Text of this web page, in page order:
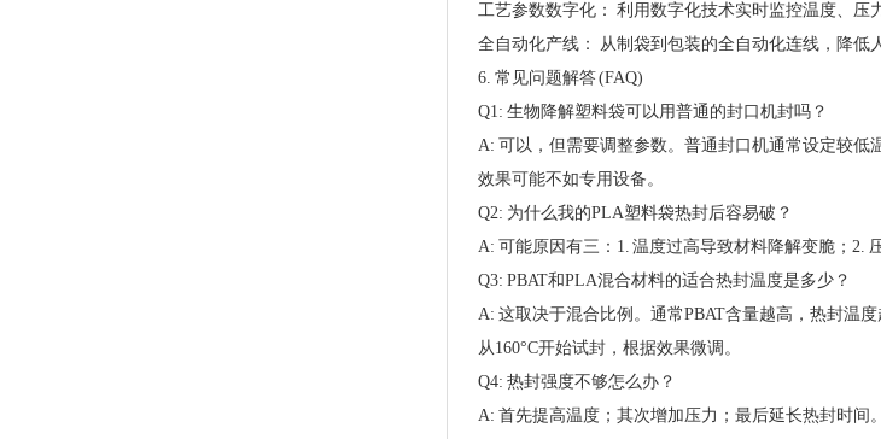
工艺参数数字化： 利用数字化技术实时监控温度、压
全自动化产线： 从制袋到包装的全自动化连线，降低
6. 常见问题解答 (FAQ)
Q1: 生物降解塑料袋可以用普通的封口机封吗？
A: 可以，但需要调整参数。普通封口机通常设定较低
效果可能不如专用设备。
Q2: 为什么我的PLA塑料袋热封后容易破？
A: 可能原因有三：1. 温度过高导致材料降解变脆；2.
Q3: PBAT和PLA混合材料的适合热封温度是多少？
A: 这取决于混合比例。通常PBAT含量越高，热封温
从160°C开始试封，根据效果微调。
Q4: 热封强度不够怎么办？
A: 首先提高温度；其次增加压力；最后延长热封时间